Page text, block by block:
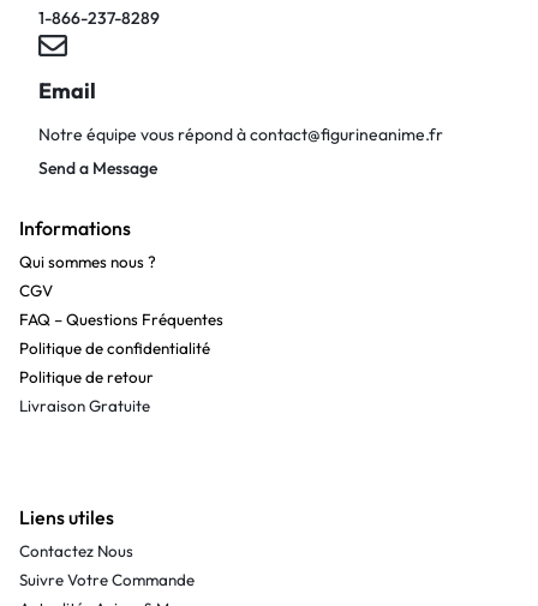
1-866-237-8289
Email
Notre équipe vous répond àcontact@figurineanime.fr
Send a Message
Informations
Qui sommes nous ?
CGV
FAQ – Questions Fréquentes
Politique de confidentialité
Politique de retour
Livraison Gratuite
Liens utiles
Contactez Nous
Suivre Votre Commande